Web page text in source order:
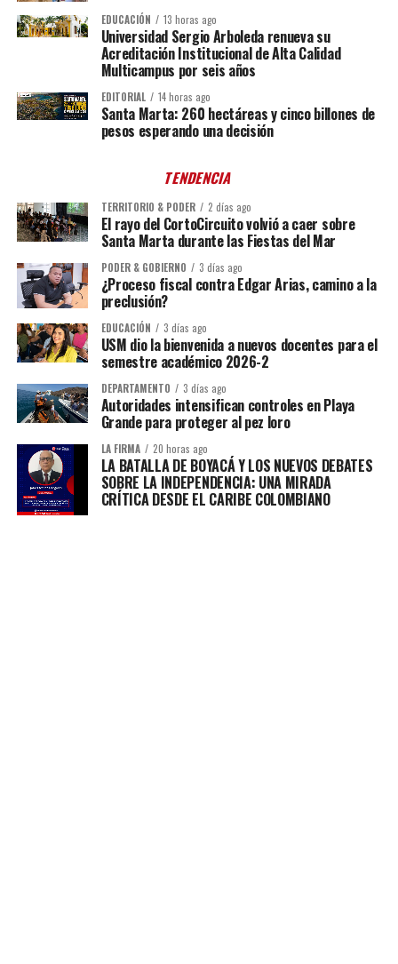
EDUCACIÓN 13 horas ago
Universidad Sergio Arboleda renueva su
Acreditación Institucional de Alta Calidad
Multicampus por seis años
EDITORIAL 14 horas ago
Santa Marta: 260 hectáreas y cinco billones de
pesos esperando una decisión
TENDENCIA
TERRITORIO & PODER 2 días ago
El rayo del CortoCircuito volvió a caer sobre
Santa Marta durante las Fiestas del Mar
PODER & GOBIERNO 3 días ago
¿Proceso fiscal contra Edgar Arias, camino a la
preclusión?
EDUCACIÓN 3 días ago
USM dio la bienvenida a nuevos docentes para el
semestre académico 2026-2
DEPARTAMENTO 3 días ago
Autoridades intensifican controles en Playa
Grande para proteger al pez loro
LA FIRMA 20 horas ago
LA BATALLA DE BOYACÁ Y LOS NUEVOS DEBATES
SOBRE LA INDEPENDENCIA: UNA MIRADA
CRÍTICA DESDE EL CARIBE COLOMBIANO